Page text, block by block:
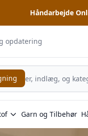
Håndarbejde
opdatering
Garn og Tilbehør